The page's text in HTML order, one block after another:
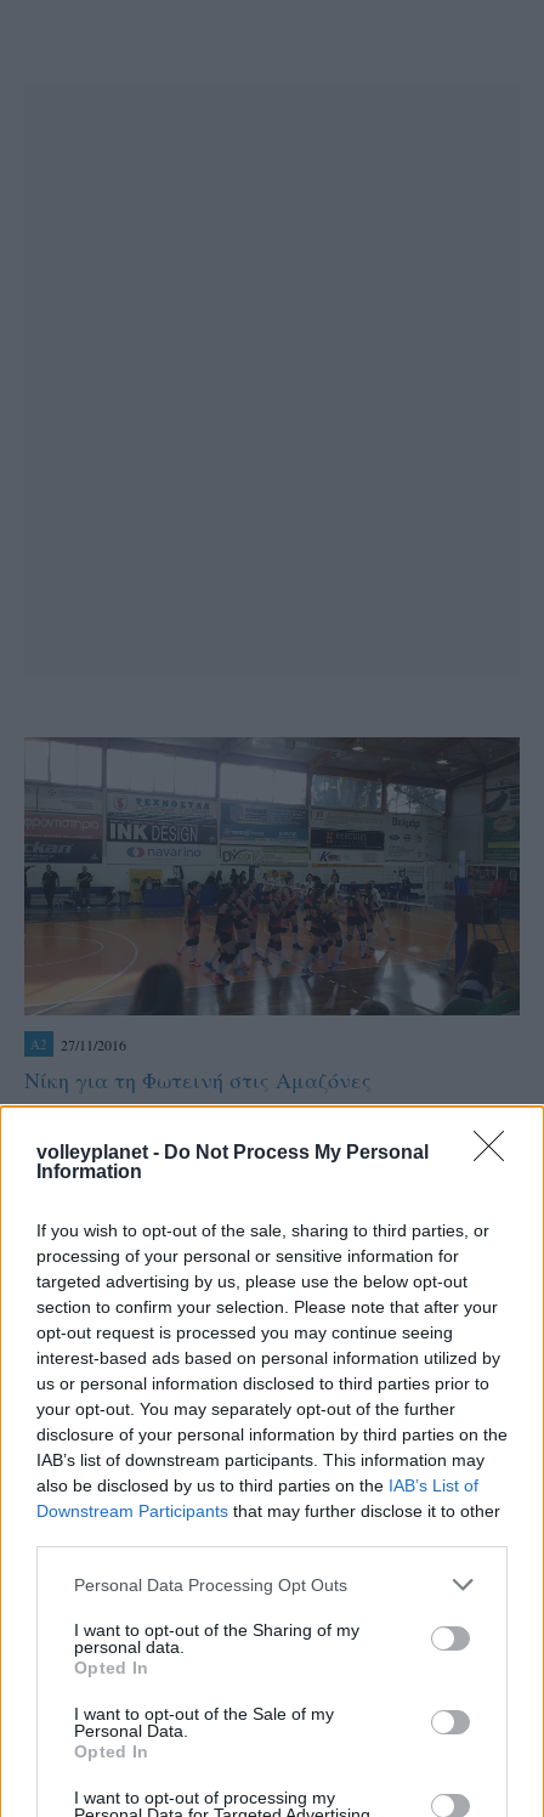
volleyplanet - Do Not Process My Personal
Information
If you wish to opt-out of the sale, sharing to third parties, or
processing of your personal or sensitive information for
targeted advertising by us, please use the below opt-out
section to confirm your selection. Please note that after your
opt-out request is processed you may continue seeing
interest-based ads based on personal information utilized by
us or personal information disclosed to third parties prior to
your opt-out. You may separately opt-out of the further
disclosure of your personal information by third parties on the
IAB’s list of downstream participants. This information may
also be disclosed by us to third parties on the IAB’s List of
Downstream Participants that may further disclose it to other
Please note that this website/app uses one or more Google
not limited to your visit or usage behaviour. You may click to
grant or deny consent to Google and its third-party tags to
use your data for below specified purposes in below Google
consent section.
Personal Data Processing Opt Outs
I want to opt-out of the Sharing of my
personal data.
Opted In
I want to opt-out of the Sale of my
Personal Data.
Opted In
I want to opt-out of processing my
A2 27/11/2016
Νίκη για τη Φωτεινή στις Αμαζόνες
γυναικών βρέθηκαν οι Αμαζόνες που κέρδισαν απόψε για
την 4ηαγωνιστική τον ΟΠΕΡ με 3-1.
Τέλος η σεζόν για την Τριανταφυλλίδου!
χάνει όλη τη σεζόν. Η κεντρική παίκτρια της ομάδας της
Ν.Ερυθραίας η οποία χειρουργήθηκε πριν από λίγες ώρες,
υπέστη χιαστούς και ρήξη μηνίσκου σε ανύποπτη φάση λίγο
πριν το τέλος του δεύτερου σετ του χθεσινού αγώνα με τους